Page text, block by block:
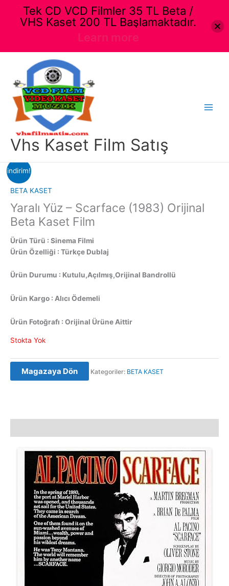
Vhs Kaset Film Satış
indirim!
BETA KASET
Yaralı Yüz – Scarface (1983) Orijinal
Beta Kaset Film
Ürün Türü : Sinema Filmi
Ürün Özelliği : Türkçe Dublaj
Ürün Durumu : Kutulu,Açılmış,Orijinal Bandrollü
Ürün Kargo : Alıcı Ödemeli
Ürün Fotoğrafı : Orijinal Ürüne Aittir
Stokta Yok
Magazaya Dön Kategoriler: BETA KASET
Tek CD VCD Filmler 35 TL Beta /
VHS Kaset 200 TL Başlamaktadır.
Learn more